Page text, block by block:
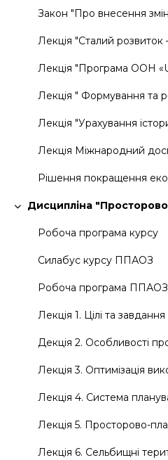
Згорнути
Робоча програма курсу
Силабус курсу ППАОЗ
Робоча програма ППАОЗ